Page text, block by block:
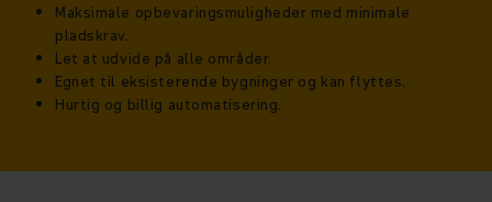
Maksimale opbevaringsmuligheder med minimale
pladskrav.
Let at udvide på alle områder.
Egnet til eksisterende bygninger og kan flyttes.
Hurtig og billig automatisering.